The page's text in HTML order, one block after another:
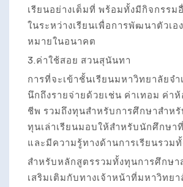
เรียนอย่างเต็มที่ พร้อมทั้งมีกิจกรรม
ในระหว่างเรียนเพื่อการพัฒนาตัวเอ
หมายในอนาคต
3.ค่าใช้สอย สวนสุนันทา
การที่จะเข้าชั้นเรียนมหาวิทยาลัยจำ
นึกถึงรายจ่ายด้วยเช่น ค่าเทอม ค่า
ชีพ รวมถึงทุนสำหรับการศึกษาสำหรั
ทุนเล่าเรียนมอบให้สำหรับนักศึกษา
และมีความรู้ทางด้านการเรียนรวม
สำหรับหลักสูตรรวมทั้งทุนการศึกษา
เสริมเติมกับทางเจ้าหน้าที่มหาวิทยา